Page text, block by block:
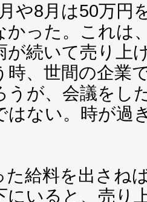
や8月は50万円
かった。これは
が続いて売り上
時、世間の企業
うが、会議をし
はない。時が過
給料を出さね
にいると、売り